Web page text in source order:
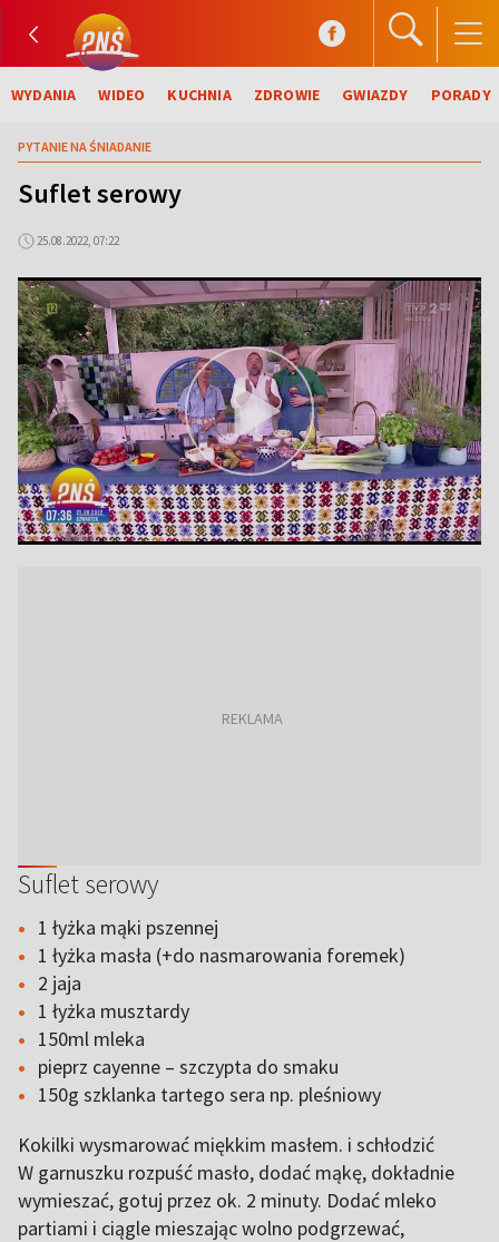
WYDANIA WIDEO KUCHNIA ZDROWIE GWIAZDY PORADY
PYTANIE NA ŚNIADANIE
Suflet serowy
25.08.2022, 07:22
Suflet serowy
1 łyżka mąki pszennej
1 łyżka masła (+do nasmarowania foremek)
2 jaja
1 łyżka musztardy
150ml mleka
pieprz cayenne – szczypta do smaku
150g szklanka tartego sera np. pleśniowy
Kokilki wysmarować miękkim masłem. i schłodzić
W garnuszku rozpuść masło, dodać mąkę, dokładnie
wymieszać, gotuj przez ok. 2 minuty. Dodać mleko
partiami i ciągle mieszając wolno podgrzewać,